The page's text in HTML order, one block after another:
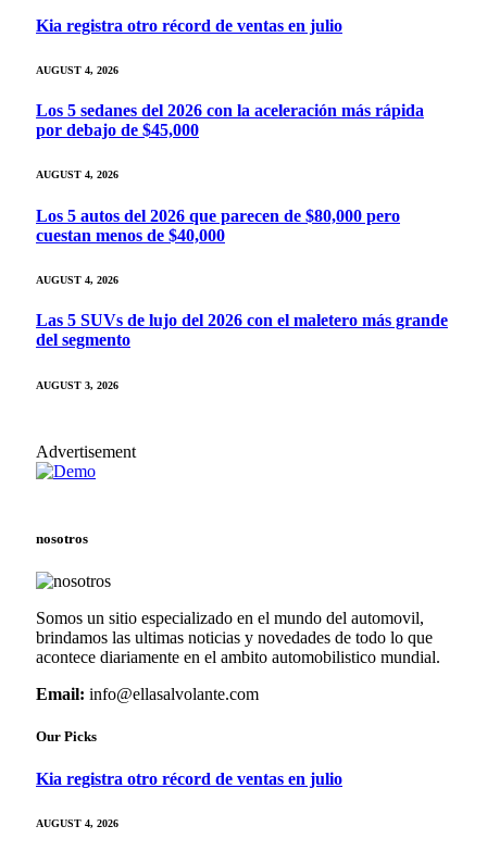
Kia registra otro récord de ventas en julio
AUGUST 4, 2026
Los 5 sedanes del 2026 con la aceleración más rápida
por debajo de $45,000
AUGUST 4, 2026
Los 5 autos del 2026 que parecen de $80,000 pero
cuestan menos de $40,000
AUGUST 4, 2026
Las 5 SUVs de lujo del 2026 con el maletero más grande
del segmento
AUGUST 3, 2026
Advertisement
nosotros
Somos un sitio especializado en el mundo del automovil,
brindamos las ultimas noticias y novedades de todo lo que
acontece diariamente en el ambito automobilistico mundial.
Email: info@ellasalvolante.com
Our Picks
Kia registra otro récord de ventas en julio
AUGUST 4, 2026